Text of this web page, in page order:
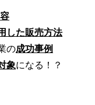
した販売方法
の成功事例
象になる！？